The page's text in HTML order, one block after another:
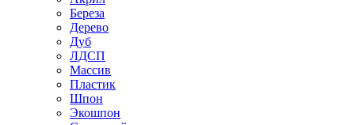
Береза
Дерево
Дуб
ЛДСП
Массив
Пластик
Шпон
Экошпон